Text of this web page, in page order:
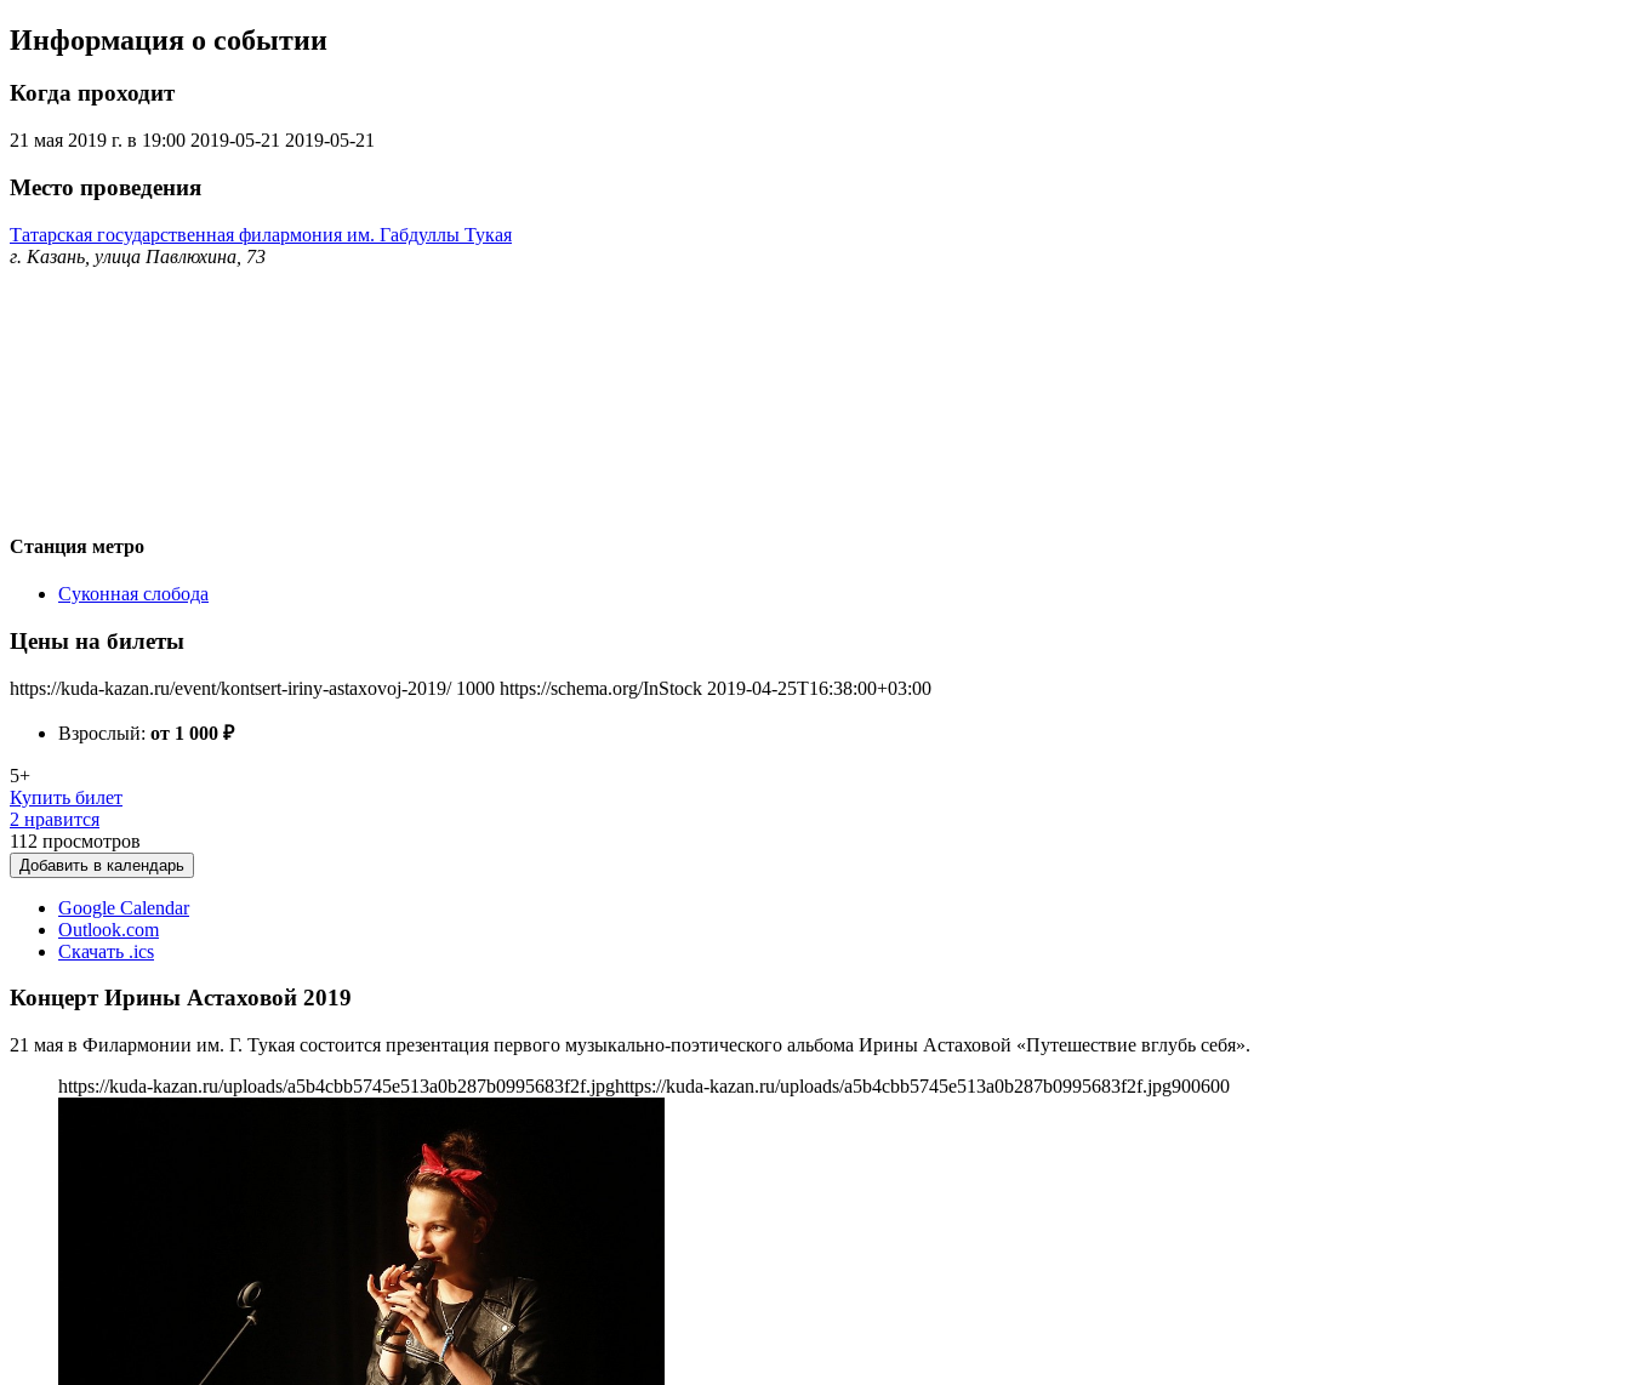
Информация о событии
Когда проходит
21 мая 2019 г. в 19:00 2019-05-21 2019-05-21
Место проведения
Татарская государственная филармония им. Габдуллы Тукая
г. Казань, улица Павлюхина, 73
Станция метро
Суконная слобода
Цены на билеты
https://kuda-kazan.ru/event/kontsert-iriny-astaxovoj-2019/ 1000 https://schema.org/InStock 2019-04-25T16:38:00+03:00
Взрослый: от 1 000 ₽
5+
Купить билет
2 нравится
112 просмотров
Добавить в календарь
Google Calendar
Outlook.com
Скачать .ics
Концерт Ирины Астаховой 2019
21 мая в Филармонии им. Г. Тукая состоится презентация первого музыкально-поэтического альбома Ирины Астаховой «Путешествие вглубь себя».
https://kuda-kazan.ru/uploads/a5b4cbb5745e513a0b287b0995683f2f.jpghttps://kuda-kazan.ru/uploads/a5b4cbb5745e513a0b287b0995683f2f.jpg900600